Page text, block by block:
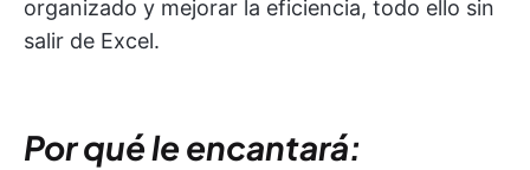
organizado y mejorar la eficiencia, todo ello sin
salir de Excel.
Por qué le encantará: